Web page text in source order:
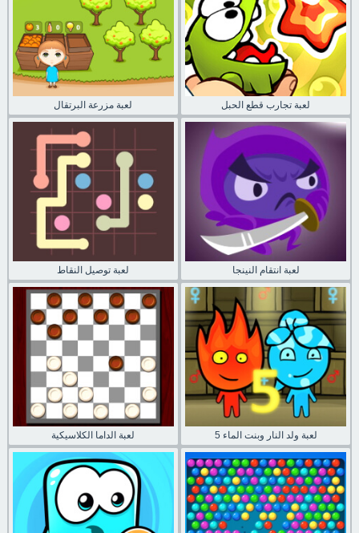
لعبة مزرعة البرتقال لعبة تجارب قطع الحبل
لعبة توصيل النقاط لعبة انتقام النينجا
لعبة الداما الكلاسيكية لعبة ولد النار وبنت الماء 5